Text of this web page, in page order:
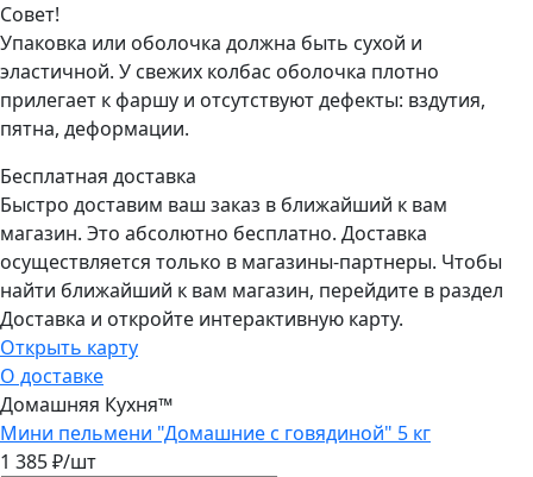
Совет!
Упаковка или оболочка должна быть сухой и
эластичной. У свежих колбас оболочка плотно
прилегает к фаршу и отсутствуют дефекты: вздутия,
пятна, деформации.
Бесплатная доставка
Быстро доставим ваш заказ в ближайший к вам
магазин. Это абсолютно бесплатно. Доставка
осуществляется только в магазины-партнеры. Чтобы
найти ближайший к вам магазин, перейдите в раздел
Доставка и откройте интерактивную карту.
Открыть карту
О доставке
Домашняя Кухня™
Мини пельмени "Домашние с говядиной" 5 кг
1 385 ₽/шт